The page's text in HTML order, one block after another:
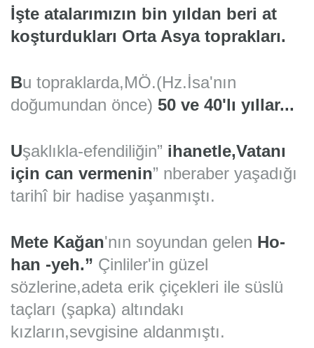
İşte atalarımızın bin yıldan beri at
koşturdukları Orta Asya toprakları.
Bu topraklarda,MÖ.(Hz.İsa'nın
doğumundan önce) 50 ve 40'lı yıllar...
Uşaklıkla-efendiliğin” ihanetle,Vatanı
için can vermenin” nberaber yaşadığı
tarihî bir hadise yaşanmıştı.
Mete Kağan'nın soyundan gelen Ho-
han -yeh.” Çinliler'in güzel
sözlerine,adeta erik çiçekleri ile süslü
taçları (şapka) altındakı
kızların,sevgisine aldanmıştı.